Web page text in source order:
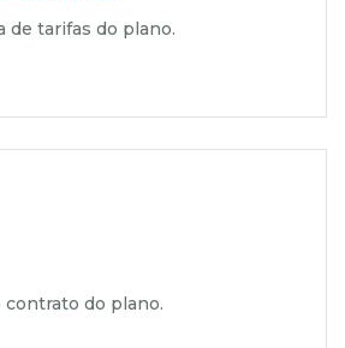
de tarifas do plano.
contrato do plano.